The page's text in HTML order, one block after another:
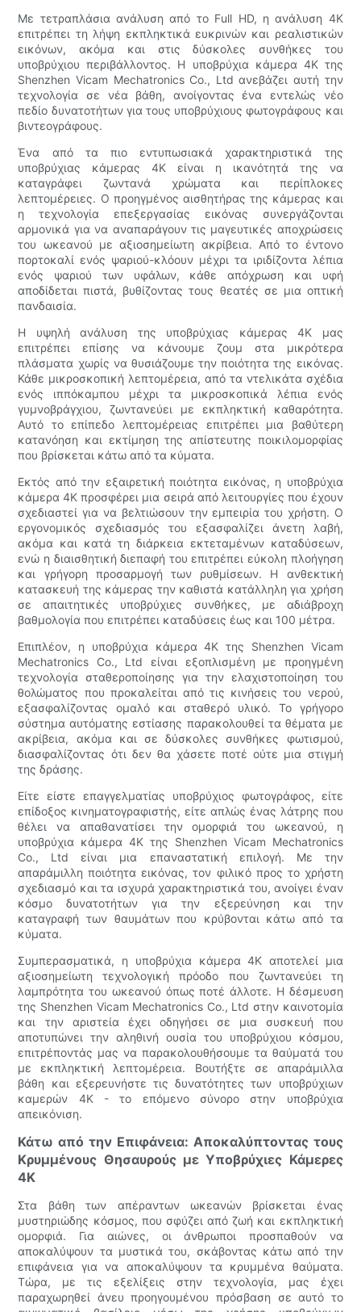
Με τετραπλάσια ανάλυση από το Full HD, η ανάλυση 4K
επιτρέπει τη λήψη εκπληκτικά ευκρινών και ρεαλιστικών
εικόνων, ακόμα και στις δύσκολες συνθήκες του
υποβρύχιου περιβάλλοντος. Η υποβρύχια κάμερα 4K της
Shenzhen Vicam Mechatronics Co., Ltd ανεβάζει αυτή την
τεχνολογία σε νέα βάθη, ανοίγοντας ένα εντελώς νέο
πεδίο δυνατοτήτων για τους υποβρύχιους φωτογράφους και
βιντεογράφους.
Ένα από τα πιο εντυπωσιακά χαρακτηριστικά της
υποβρύχιας κάμερας 4K είναι η ικανότητά της να
καταγράφει ζωντανά χρώματα και περίπλοκες
λεπτομέρειες. Ο προηγμένος αισθητήρας της κάμερας και
η τεχνολογία επεξεργασίας εικόνας συνεργάζονται
αρμονικά για να αναπαράγουν τις μαγευτικές αποχρώσεις
του ωκεανού με αξιοσημείωτη ακρίβεια. Από το έντονο
πορτοκαλί ενός ψαριού-κλόουν μέχρι τα ιριδίζοντα λέπια
ενός ψαριού των υφάλων, κάθε απόχρωση και υφή
αποδίδεται πιστά, βυθίζοντας τους θεατές σε μια οπτική
πανδαισία.
Η υψηλή ανάλυση της υποβρύχιας κάμερας 4K μας
επιτρέπει επίσης να κάνουμε ζουμ στα μικρότερα
πλάσματα χωρίς να θυσιάζουμε την ποιότητα της εικόνας.
Κάθε μικροσκοπική λεπτομέρεια, από τα ντελικάτα σχέδια
ενός ιππόκαμπου μέχρι τα μικροσκοπικά λέπια ενός
γυμνοβράγχιου, ζωντανεύει με εκπληκτική καθαρότητα.
Αυτό το επίπεδο λεπτομέρειας επιτρέπει μια βαθύτερη
κατανόηση και εκτίμηση της απίστευτης ποικιλομορφίας
που βρίσκεται κάτω από τα κύματα.
Εκτός από την εξαιρετική ποιότητα εικόνας, η υποβρύχια
κάμερα 4K προσφέρει μια σειρά από λειτουργίες που έχουν
σχεδιαστεί για να βελτιώσουν την εμπειρία του χρήστη. Ο
εργονομικός σχεδιασμός του εξασφαλίζει άνετη λαβή,
ακόμα και κατά τη διάρκεια εκτεταμένων καταδύσεων,
ενώ η διαισθητική διεπαφή του επιτρέπει εύκολη πλοήγηση
και γρήγορη προσαρμογή των ρυθμίσεων. Η ανθεκτική
κατασκευή της κάμερας την καθιστά κατάλληλη για χρήση
σε απαιτητικές υποβρύχιες συνθήκες, με αδιάβροχη
βαθμολογία που επιτρέπει καταδύσεις έως και 100 μέτρα.
Επιπλέον, η υποβρύχια κάμερα 4K της Shenzhen Vicam
Mechatronics Co., Ltd είναι εξοπλισμένη με προηγμένη
τεχνολογία σταθεροποίησης για την ελαχιστοποίηση του
θολώματος που προκαλείται από τις κινήσεις του νερού,
εξασφαλίζοντας ομαλό και σταθερό υλικό. Το γρήγορο
σύστημα αυτόματης εστίασης παρακολουθεί τα θέματα με
ακρίβεια, ακόμα και σε δύσκολες συνθήκες φωτισμού,
διασφαλίζοντας ότι δεν θα χάσετε ποτέ ούτε μια στιγμή
της δράσης.
Είτε είστε επαγγελματίας υποβρύχιος φωτογράφος, είτε
επίδοξος κινηματογραφιστής, είτε απλώς ένας λάτρης που
θέλει να απαθανατίσει την ομορφιά του ωκεανού, η
υποβρύχια κάμερα 4K της Shenzhen Vicam Mechatronics
Co., Ltd είναι μια επαναστατική επιλογή. Με την
απαράμιλλη ποιότητα εικόνας, τον φιλικό προς το χρήστη
σχεδιασμό και τα ισχυρά χαρακτηριστικά του, ανοίγει έναν
κόσμο δυνατοτήτων για την εξερεύνηση και την
καταγραφή των θαυμάτων που κρύβονται κάτω από τα
κύματα.
Συμπερασματικά, η υποβρύχια κάμερα 4K αποτελεί μια
αξιοσημείωτη τεχνολογική πρόοδο που ζωντανεύει τη
λαμπρότητα του ωκεανού όπως ποτέ άλλοτε. Η δέσμευση
της Shenzhen Vicam Mechatronics Co., Ltd στην καινοτομία
και την αριστεία έχει οδηγήσει σε μια συσκευή που
αποτυπώνει την αληθινή ουσία του υποβρύχιου κόσμου,
επιτρέποντάς μας να παρακολουθήσουμε τα θαύματά του
με εκπληκτική λεπτομέρεια. Βουτήξτε σε απαράμιλλα
βάθη και εξερευνήστε τις δυνατότητες των υποβρύχιων
καμερών 4K - το επόμενο σύνορο στην υποβρύχια
απεικόνιση.
Κάτω από την Επιφάνεια: Αποκαλύπτοντας τους
Κρυμμένους Θησαυρούς με Υποβρύχιες Κάμερες
4K
Στα βάθη των απέραντων ωκεανών βρίσκεται ένας
μυστηριώδης κόσμος, που σφύζει από ζωή και εκπληκτική
ομορφιά. Για αιώνες, οι άνθρωποι προσπαθούν να
αποκαλύψουν τα μυστικά του, σκάβοντας κάτω από την
επιφάνεια για να αποκαλύψουν τα κρυμμένα θαύματα.
Τώρα, με τις εξελίξεις στην τεχνολογία, μας έχει
παραχωρηθεί άνευ προηγουμένου πρόσβαση σε αυτό το